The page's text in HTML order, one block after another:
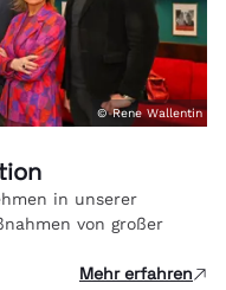
© Rene Wallentin
in unserer
von großer
Mehr erfahren